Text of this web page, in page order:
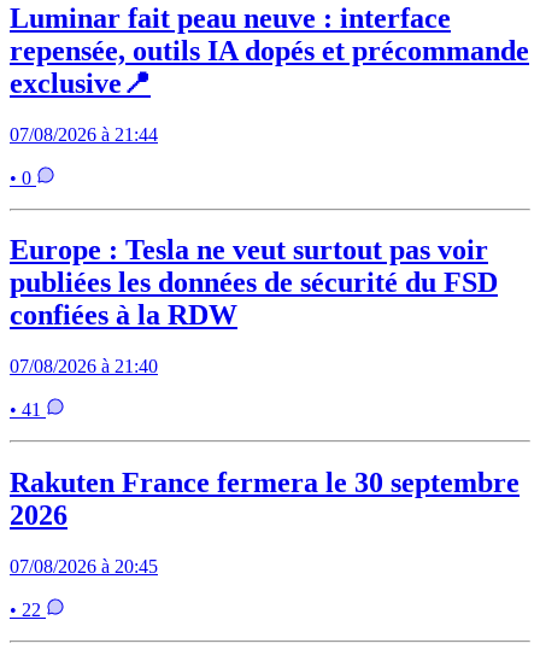
Luminar fait peau neuve : interface
repensée, outils IA dopés et précommande
exclusive📍
07/08/2026 à 21:44
• 0
Europe : Tesla ne veut surtout pas voir
publiées les données de sécurité du FSD
confiées à la RDW
07/08/2026 à 21:40
• 41
Rakuten France fermera le 30 septembre
2026
07/08/2026 à 20:45
• 22